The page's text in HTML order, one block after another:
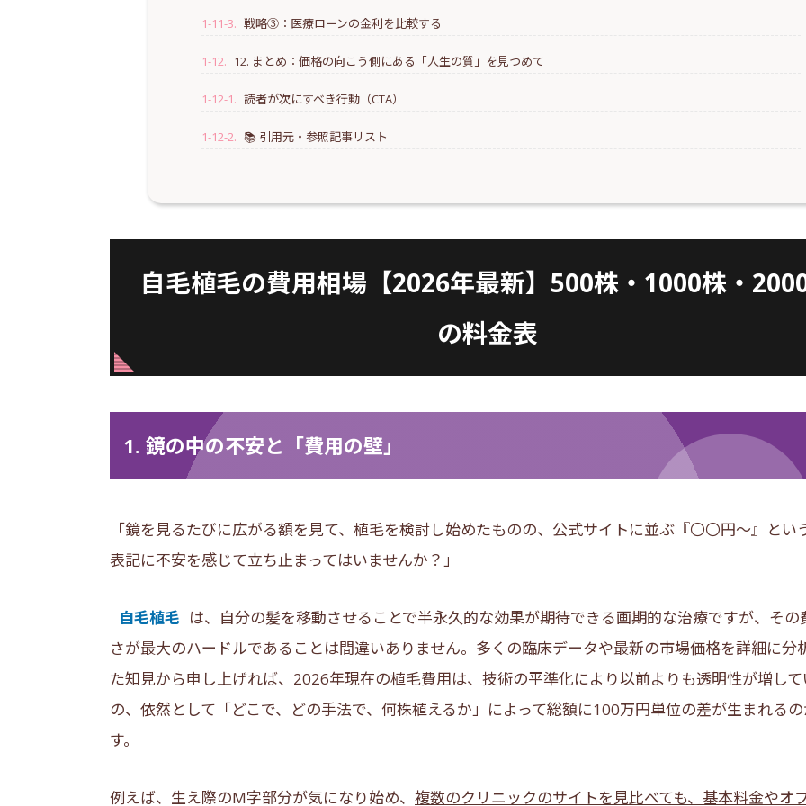
1-11-3. 戦略③：医療ローンの金利を比較する
1-12. 12. まとめ：価格の向こう側にある「人生の質」を見つめて
1-12-1. 読者が次にすべき行動（CTA）
1-12-2. 📚 引用元・参照記事リスト
自毛植毛の費用相場【2026年最新】500株・1000株・
の料金表
1. 鏡の中の不安と「費用の壁」
「鏡を見るたびに広がる額を見て、植毛を検討し始めたものの、公式サイトに並ぶ『〇〇円〜』とい
表記に不安を感じて立ち止まってはいませんか？」
自毛植毛 は、自分の髪を移動させることで半永久的な効果が期待できる画期的な治療ですが、その
さが最大のハードルであることは間違いありません。多くの臨床データや最新の市場価格を詳細に分
た知見から申し上げれば、2026年現在の植毛費用は、技術の平準化により以前よりも透明性が増し
の、依然として「どこで、どの手法で、何株植えるか」によって総額に100万円単位の差が生まれる
す。
例えば、生え際のM字部分が気になり始め、 複数のクリニックのサイトを見比べても、基本料金やオ